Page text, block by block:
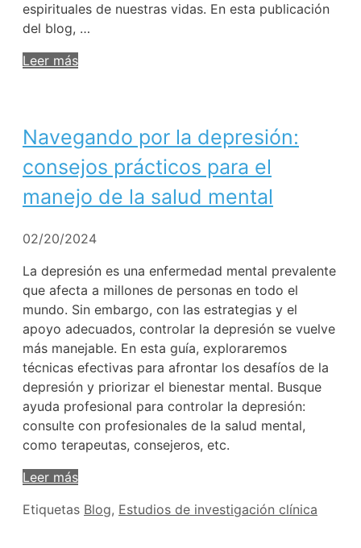
espirituales de nuestras vidas. En esta publicación
del blog, …
Leer más
Navegando por la depresión:
consejos prácticos para el
manejo de la salud mental
02/20/2024
La depresión es una enfermedad mental prevalente
que afecta a millones de personas en todo el
mundo. Sin embargo, con las estrategias y el
apoyo adecuados, controlar la depresión se vuelve
más manejable. En esta guía, exploraremos
técnicas efectivas para afrontar los desafíos de la
depresión y priorizar el bienestar mental. Busque
ayuda profesional para controlar la depresión:
consulte con profesionales de la salud mental,
como terapeutas, consejeros, etc.
Leer más
Etiquetas Blog, Estudios de investigación clínica